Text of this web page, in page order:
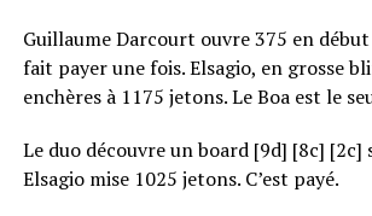
Guillaume Darcourt ouvre 375 en
fait payer une fois. Elsagio, en grosse
enchères à 1175 jetons. Le Boa est le
Le duo découvre un board [9d] [8c] [2c]
Elsagio mise 1025 jetons. C’est payé.